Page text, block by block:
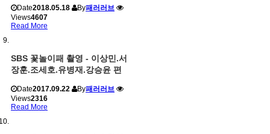
Date2018.05.18 By패러러브
Views4607
Read More
SBS 꽃놀이패 촬영 - 이상민.서
장훈.조세호.유병재.강승윤 편
Date2017.09.22 By패러러브
Views2316
Read More